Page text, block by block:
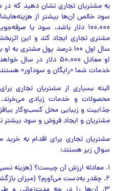
به مشتریان تجاری نشان دهید که
سود خالص آن‌ها بیشتر از
مشتری تجاری ایجاد کند و این
سال اول ۱۰۰ درصد پول
او معادل ۵۰.۰۰۰ دلار
خدمات شما «رایگان و سودآور»
البته بسیاری از مشتریان تجاری
محصولات و خدمات زیادی
جذابیت و زیبایی محل کسب‌و‌کار
مشتریان و ایجاد فروش و سود بیشتر
مشتریان تجاری برای اقدام به
سوال زیر هستند:
۱. معادله ارزش آن چیست؟ (هزینه نسبی، کیفیت و اعتبار مربوط به آن)
۲. چقدر به‌دست می‌آورم؟ (میزان بازگشت سرمایه، دارایی‌ها و مشتریان)